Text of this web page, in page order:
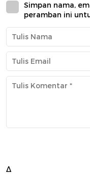
Simpan nama,
peramban ini
Δ